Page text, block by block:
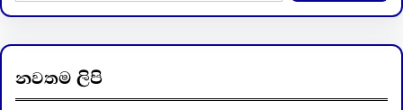
a
r
c
h
නවතම ලිපි